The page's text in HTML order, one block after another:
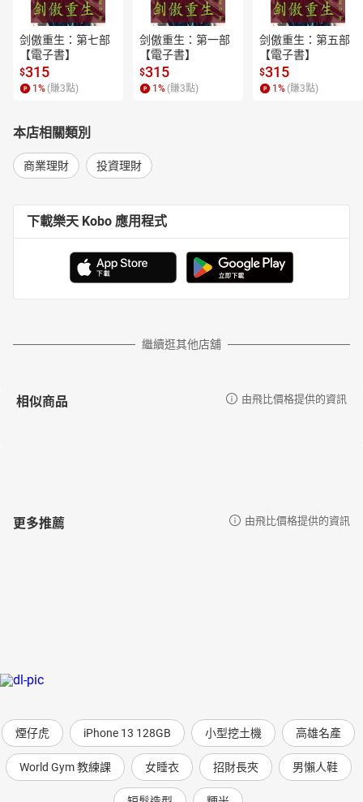
業，那叫自嗨。
■ 問題3. 我不知道怎麼跟AI溝通，還在苦練指令……
答：別再問Prompt怎麼寫了，你最大的問題不是技術，而是想得太
美、做得太慢！
AI時代來臨，創業不再需要All-in，
《AI時代的一人公司經營學》
教你如何「將繁瑣交給 AI，將腦力留給決策」。
《AI 時代的一人公司經營學》
剑傲重生：第七部
【電子書】
$315
1 % (賺3點)
剑傲重生：第一部
【電子書】
$315
1 % (賺3點)
剑傲重生：第五部
【電子書】
$315
1 % (賺3點)
本店相關類別
商業理財 投資理財
下載樂天 Kobo 應用程式
繼續逛其他店舖
相似商品 由飛比價格提供的資訊
更多推薦 由飛比價格提供的資訊
煙仔虎 iPhone 13 128GB 小型挖土機 高雄名產
World Gym 教練課 女睡衣 招財長夾 男懶人鞋